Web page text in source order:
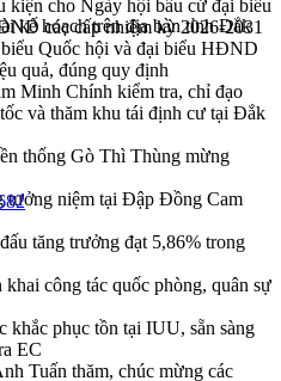
kiện cho Ngày hội bầu cử đại biểu
các cấp nhiệm kỳ 2026-2031
Quốc hội và đại biểu HĐND
quả, đúng quy định
Minh Chính kiểm tra, chỉ đạo
và thăm khu tái định cư tại Đắk
thống Gò Thì Thùng mừng
tưởng niệm tại Đập Đồng Cam
tăng trưởng đạt 5,86% trong
công tác quốc phòng, quân sự
phục tồn tại IUU, sẵn sàng
EC
Tuấn thăm, chúc mừng các
kế hoạch trên địa bàn tỉnh Đắk